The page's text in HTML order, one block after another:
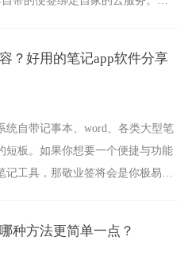
？好用的笔记app软件分享
统自带记事本、word、各类大型笔
短板。如果你想要一个便捷与功能
工具，那敬业签将会是你极易上
种方法更简单一点？